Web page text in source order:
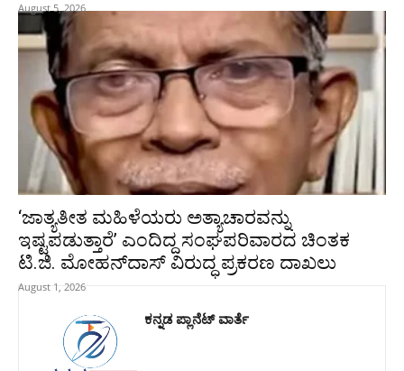
August 5, 2026
‘ಜಾತ್ಯತೀತ ಮಹಿಳೆಯರು ಅತ್ಯಾಚಾರವನ್ನು
ಇಷ್ಟಪಡುತ್ತಾರೆ’ ಎಂದಿದ್ದ ಸಂಘಪರಿವಾರದ ಚಿಂತಕ
ಟಿ.ಜಿ. ಮೋಹನ್‌ದಾಸ್ ವಿರುದ್ಧ ಪ್ರಕರಣ ದಾಖಲು
August 1, 2026
ಕನ್ನಡ ಪ್ಲಾನೆಟ್ ವಾರ್ತೆ